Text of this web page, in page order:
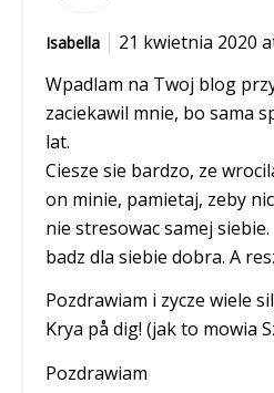
Isabella
21 kwietnia 2020
Wpadlam na Twoj blog
zaciekawil mnie, bo sama
lat.
Ciesze sie bardzo, ze
on minie, pamietaj, zeby
nie stresowac samej
badz dla siebie dobra. A
Pozdrawiam i zycze wiele
Krya på dig! (jak to mowia
Pozdrawiam